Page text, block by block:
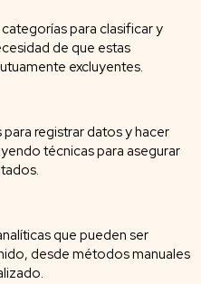
para clasificar y
de que estas
excluyentes.
registrar datos y hacer
técnicas para asegurar
que pueden ser
desde métodos manuales